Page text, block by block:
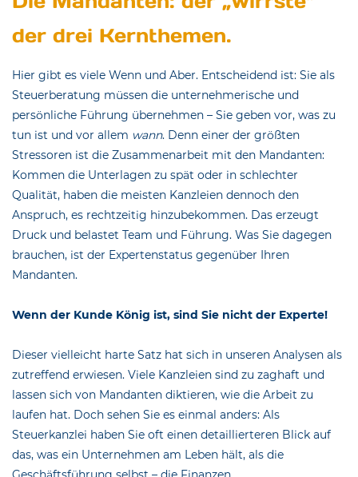
der drei Kernthemen.
Hier gibt es viele Wenn und Aber. Entscheidend ist: Sie als
Steuerberatung müssen die unternehmerische und
persönliche Führung übernehmen – Sie geben vor, was zu
tun ist und vor allem wann. Denn einer der größten
Stressoren ist die Zusammenarbeit mit den Mandanten:
Kommen die Unterlagen zu spät oder in schlechter
Qualität, haben die meisten Kanzleien dennoch den
Anspruch, es rechtzeitig hinzubekommen. Das erzeugt
Druck und belastet Team und Führung. Was Sie dagegen
brauchen, ist der Expertenstatus gegenüber Ihren
Mandanten.
Wenn der Kunde König ist, sind Sie nicht der Experte!
Dieser vielleicht harte Satz hat sich in unseren Analysen als
zutreffend erwiesen. Viele Kanzleien sind zu zaghaft und
lassen sich von Mandanten diktieren, wie die Arbeit zu
laufen hat. Doch sehen Sie es einmal anders: Als
Steuerkanzlei haben Sie oft einen detaillierteren Blick auf
das, was ein Unternehmen am Leben hält, als die